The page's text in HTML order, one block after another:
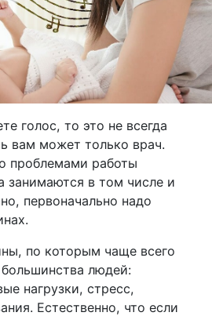
голос, то это не всегда
вам может только врач.
проблемами работы
занимаются в том числе и
первоначально надо
по которым чаще всего
людей:
нагрузки, стресс,
Естественно, что если